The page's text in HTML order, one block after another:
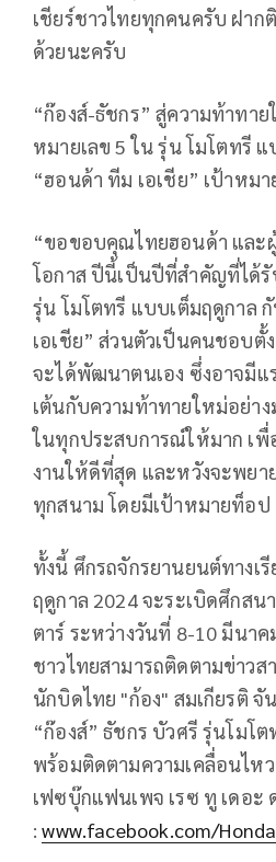
เชียร์ชาวไทยทุกคนครับ ฝาก
ด้วยนะครับ
“ก๊องส์-ธัชกร” สู่ความท้าทา
หมายเลข5 ใน รุ่น โมโตทรี
“ฮอนด้า ทีม เอเชีย” เป้าหม
“ขอขอบคุณไทยฮอนด้า แล
โอกาส ปีนี้เป็นปีที่สำคัญที่ได้รั
รุ่น โมโตทรี แบบเต็มฤดูกาล
เอเชีย” ส่วนตัวเป็นคนชอบตั้
จะได้พัฒนาตนเอง ซึ่งอาจมีแ
เต้นกับความท้าทายใหม่อย่า
ในทุกประสบการณ์ให้มาก เ
งานให้ดีที่สุด และหวังจะพยา
ทุกสนาม โดยมีเป้าหมายท็อป
ทั้งนี้ ศึกรถจักรยานยนต์ทางเ
ฤดูกาล 2024จะระเบิดศึกสน
ตาร์ ระหว่างวันที่ 8-10 มีนาค
ชาวไทยสามารถติดตามข่าวส
นักบิดไทย "ก้อง" สมเกียรติ จั
“ก๊องส์” ธัชกร บัวศรี รุ่นโมโ
พร้อมติดตามความเคลื่อนไห
เฟซบุ๊กแฟนเพจ เรซ ทู เดอะ
:www.facebook.com/